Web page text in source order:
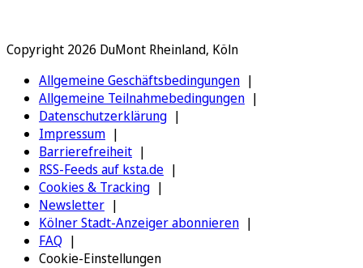
Copyright 2026 DuMont Rheinland, Köln
Allgemeine Geschäftsbedingungen
Allgemeine Teilnahmebedingungen
Datenschutzerklärung
Impressum
Barrierefreiheit
RSS-Feeds auf ksta.de
Cookies & Tracking
Newsletter
Kölner Stadt-Anzeiger abonnieren
FAQ
Cookie-Einstellungen